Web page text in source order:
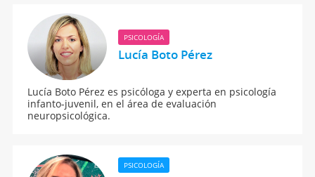
PSICOLOGÍA
Lucía Boto Pérez
Lucía Boto Pérez es psicóloga y experta en psicología
infanto-juvenil, en el área de evaluación
neuropsicológica.
PSICOLOGÍA